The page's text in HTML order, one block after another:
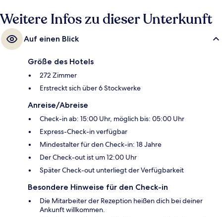
Weitere Infos zu dieser Unterkunft
Auf einen Blick
Größe des Hotels
272 Zimmer
Erstreckt sich über 6 Stockwerke
Anreise/Abreise
Check-in ab: 15:00 Uhr, möglich bis: 05:00 Uhr
Express-Check-in verfügbar
Mindestalter für den Check-in: 18 Jahre
Der Check-out ist um 12:00 Uhr
Später Check-out unterliegt der Verfügbarkeit
Besondere Hinweise für den Check-in
Die Mitarbeiter der Rezeption heißen dich bei deiner
Ankunft willkommen.